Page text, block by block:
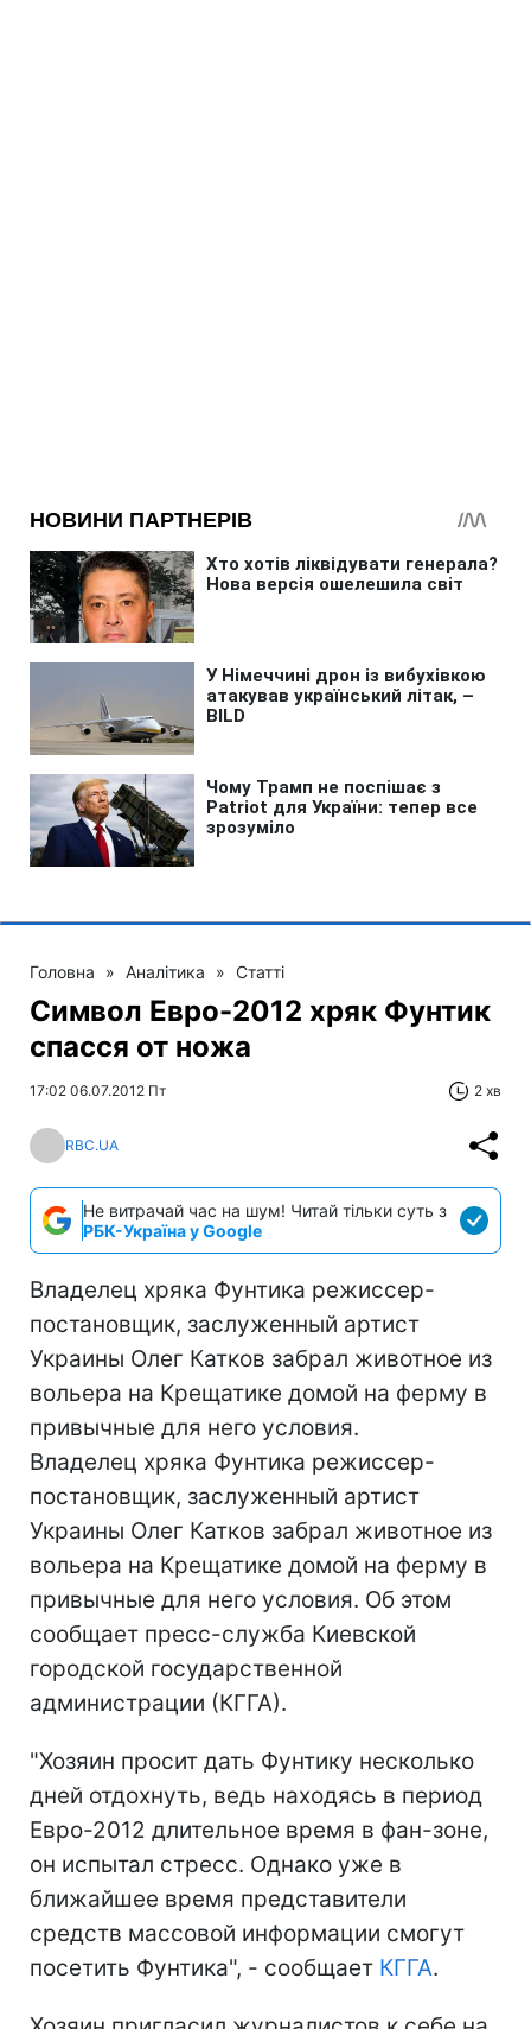
Головна » Аналітика » Статті
Символ Евро-2012 хряк Фунтик
спасся от ножа
17:02 06.07.2012 Пт 2 хв
RBC.UA
Не витрачай час на шум! Читай тільки суть з
РБК-Україна у Google
Владелец хряка Фунтика режиссер-
постановщик, заслуженный артист
Украины Олег Катков забрал животное из
вольера на Крещатике домой на ферму в
привычные для него условия.
Владелец хряка Фунтика режиссер-
постановщик, заслуженный артист
Украины Олег Катков забрал животное из
вольера на Крещатике домой на ферму в
привычные для него условия. Об этом
сообщает пресс-служба Киевской
городской государственной
администрации (КГГА).
"Хозяин просит дать Фунтику несколько
дней отдохнуть, ведь находясь в период
Евро-2012 длительное время в фан-зоне,
он испытал стресс. Однако уже в
ближайшее время представители
средств массовой информации смогут
посетить Фунтика", - сообщает КГГА.